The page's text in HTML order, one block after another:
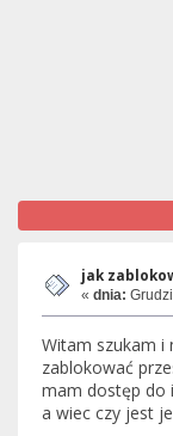
jak
« dnia:
Witam szukam i
zablokować
mam dostęp do
a wiec czy jest